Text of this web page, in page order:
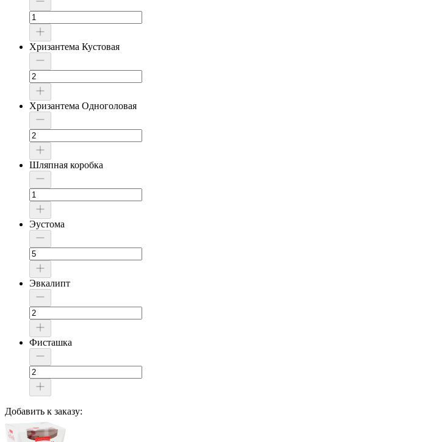
Хризантема Кустовая
Хризантема Одноголовая
Шляпная коробка
Эустома
Эвкалипт
Фисташка
Добавить к заказу: